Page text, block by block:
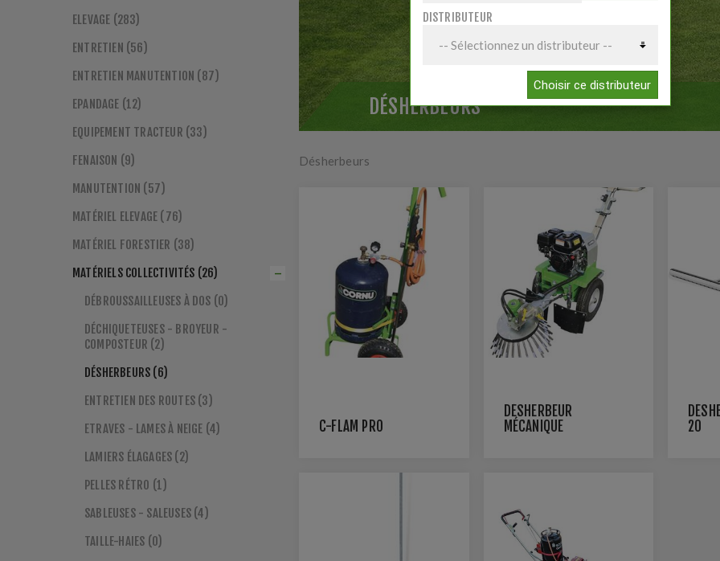
DÉSHERBEURS
Désherbeurs
C-FLAM PRO
DÉSHERBEUR
MÉCANIQUE
20
ELEVAGE (283)
ENTRETIEN (56)
ENTRETIEN MANUTENTION (87)
EPANDAGE (12)
EQUIPEMENT TRACTEUR (33)
FENAISON (9)
MANUTENTION (57)
MATÉRIEL ELEVAGE (76)
MATÉRIEL FORESTIER (38)
MATÉRIELS COLLECTIVITÉS (26)
DÉBROUSSAILLEUSES À DOS (0)
DÉCHIQUETEUSES - BROYEUR -
COMPOSTEUR (2)
DÉSHERBEURS (6)
ENTRETIEN DES ROUTES (3)
ETRAVES - LAMES À NEIGE (4)
LAMIERS ÉLAGAGES (2)
PELLES RÉTRO (1)
SABLEUSES - SALEUSES (4)
TAILLE-HAIES (0)
DISTRIBUTEUR
Choisir ce distributeur